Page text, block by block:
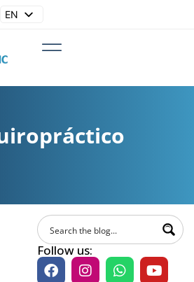
EN
Follow us: